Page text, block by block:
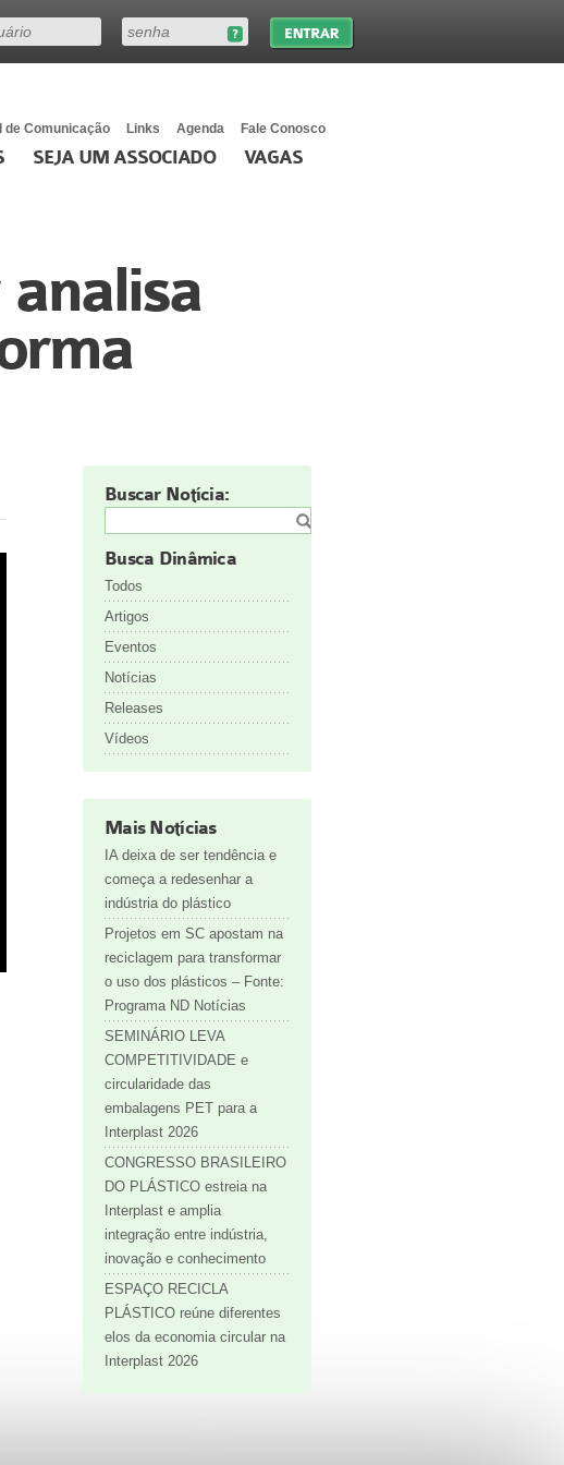
de Comunicação Links Agenda Fale Conosco
SEJA UM ASSOCIADO VAGAS
Buscar Notícia:
Busca Dinâmica
Todos
Artigos
Eventos
Notícias
Releases
Vídeos
Mais Notícias
IA deixa de ser tendência e
começa a redesenhar a
indústria do plástico
Projetos em SC apostam na
reciclagem para transformar
o uso dos plásticos – Fonte:
Programa ND Notícias
SEMINÁRIO LEVA
COMPETITIVIDADE e
circularidade das
embalagens PET para a
Interplast 2026
CONGRESSO BRASILEIRO
DO PLÁSTICO estreia na
Interplast e amplia
integração entre indústria,
inovação e conhecimento
ESPAÇO RECICLA
PLÁSTICO reúne diferentes
elos da economia circular na
Interplast 2026